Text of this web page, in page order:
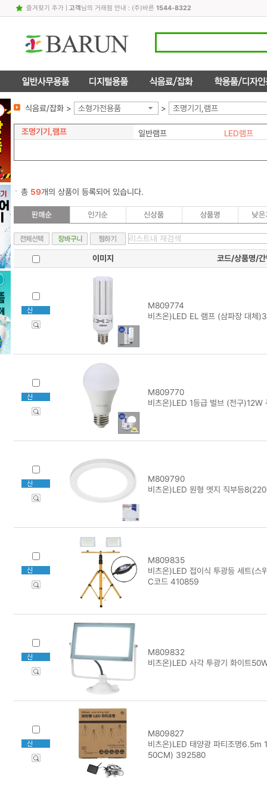
즐겨찾기 추가| 고객님의 거래점 안내 : (주)바른 1544-8322
식음료/잡화 > 소형가전용품 > 조명기기,램프
조명기기,램프 일반램프 LED램프
총 59개의 상품이 등록되어 있습니다.
이미지 코드/상품명/간
M809774
비츠온)LED EL 램프 (삼파장 대
M809770
비츠온)LED 1등급 벌브 (전구
M809790
비츠온)LED 원형 엣지 직부등
M809835
비츠온)LED 접이식 투광등 세트(
C코드 410859
M809832
비츠온)LED 사각 투광기 화이트
M809827
비츠온)LED 태양광 파티조명6.5m
50CM) 392580